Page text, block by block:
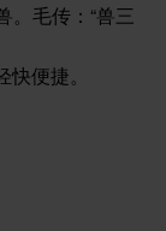
。毛传：“兽三
便捷。